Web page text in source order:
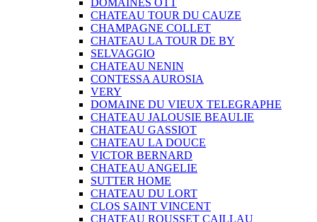
DOMAINES OTT
CHATEAU TOUR DU CAUZE
CHAMPAGNE COLLET
CHATEAU LA TOUR DE BY
SELVAGGIO
CHATEAU NENIN
CONTESSA AUROSIA
VERY
DOMAINE DU VIEUX TELEGRAPHE
CHATEAU JALOUSIE BEAULIE
CHATEAU GASSIOT
CHATEAU LA DOUCE
VICTOR BERNARD
CHATEAU ANGELIE
SUTTER HOME
CHATEAU DU LORT
CLOS SAINT VINCENT
CHATEAU ROUSSET CAILLAU